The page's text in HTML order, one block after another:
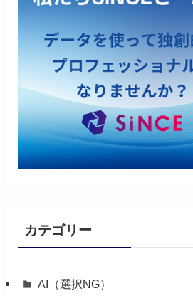
カテゴリー
AI（選択NG）